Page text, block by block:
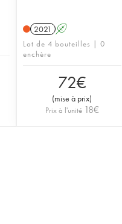
2021 A
Lot de 4 bouteilles | 0
enchère
72€
(mise à prix)
Prix à l'unité 18€